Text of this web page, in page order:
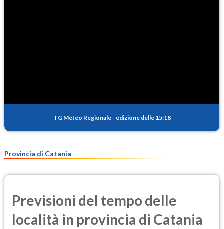
TG Meteo Regionale - edizione delle 15:18
Provincia di Catania
Previsioni del tempo delle
località in provincia di Catania